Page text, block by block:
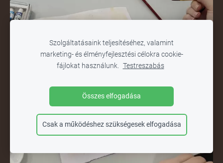
Szolgáltatásaink teljesítéséhez, valamint
marketing- és élményfejlesztési célokra cookie-
fájlokat használunk. Testreszabás
Összes elfogadása
Csak a működéshez szükségesek elfogadása